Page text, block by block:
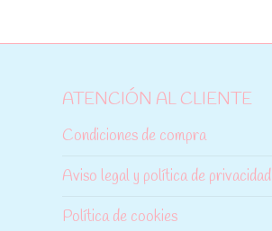
ATENCIÓN AL CLIENTE
Condiciones de compra
Aviso legal y política de privacidad
Política de cookies